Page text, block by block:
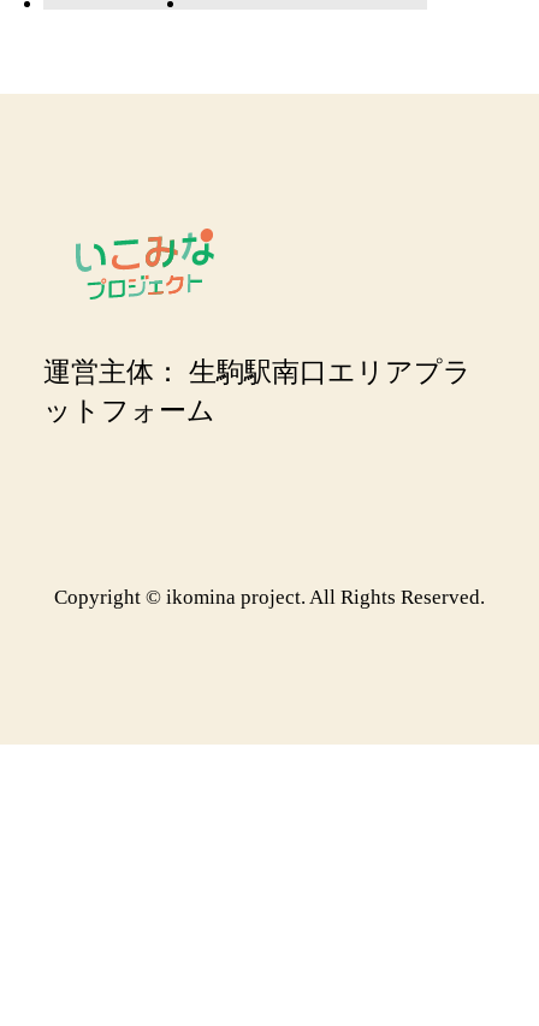
運営主体：
生駒駅南口エリアプラ
ットフォーム
Copyright © ikomina project. All Rights Reserved.